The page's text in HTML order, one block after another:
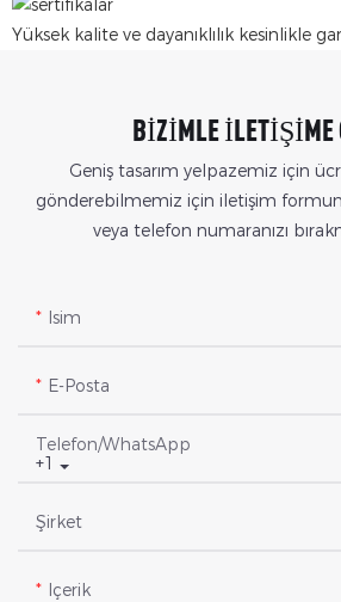
Yüksek kalite ve dayanıklılık kesinlikle
BIZIMLE ILETIŞIME
Geniş tasarım yelpazemiz için
gönderebilmemiz için iletişim
veya telefon numaranızı
Isim
E-Posta
+1
Telefon/WhatsApp
Şirket
Içerik